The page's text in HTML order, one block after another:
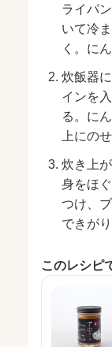
ライパ
いて冷
く。に
炊飯器
インを
る。に
上にの
炊き上
身をほ
つけ、
できがり
このレシピ